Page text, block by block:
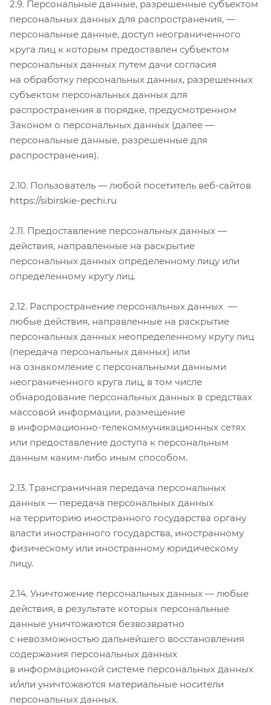
2.9. Персональные данные, разрешенные субъектом
персональных данных для распространения, —
персональные данные, доступ неограниченного
круга лиц к которым предоставлен субъектом
персональных данных путем дачи согласия
на обработку персональных данных, разрешенных
субъектом персональных данных для
распространения в порядке, предусмотренном
Законом о персональных данных (далее —
персональные данные, разрешенные для
распространения).
2.10. Пользователь — любой посетитель веб-сайтов
https://sibirskie-pechi.ru
2.11. Предоставление персональных данных —
действия, направленные на раскрытие
персональных данных определенному лицу или
определенному кругу лиц.
2.12. Распространение персональных данных —
любые действия, направленные на раскрытие
персональных данных неопределенному кругу лиц
(передача персональных данных) или
на ознакомление с персональными данными
неограниченного круга лиц, в том числе
обнародование персональных данных в средствах
массовой информации, размещение
в информационно-телекоммуникационных сетях
или предоставление доступа к персональным
данным каким-либо иным способом.
2.13. Трансграничная передача персональных
данных — передача персональных данных
на территорию иностранного государства органу
власти иностранного государства, иностранному
физическому или иностранному юридическому
лицу.
2.14. Уничтожение персональных данных — любые
действия, в результате которых персональные
данные уничтожаются безвозвратно
с невозможностью дальнейшего восстановления
содержания персональных данных
в информационной системе персональных данных
и/или уничтожаются материальные носители
персональных данных.